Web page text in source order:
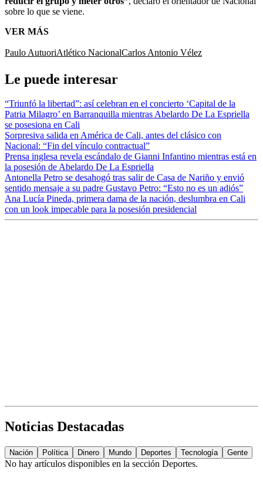
sobre lo que se viene.
VER MÁS
Paulo AutuoriAtlético NacionalCarlos Antonio Vélez
Le puede interesar
“Triunfó la libertad”: así celebran en el concierto ‘Capital de la
Patria Milagro’ en Barranquilla mientras Abelardo De La Espriella
se posesiona en Cali
Sorpresiva salida en América de Cali, antes del clásico con
Nacional: “Fin del vínculo contractual”
Prensa inglesa revela escándalo de Gianni Infantino mientras está en
la posesión de Abelardo De La Espriella
Antonella Petro se desahogó tras salir de Casa de Nariño y envió
sentido mensaje a su padre Gustavo Petro: “Esto no es un adiós”
Ana Lucía Pineda, primera dama de la nación, deslumbra en Cali
con un look impecable para la posesión presidencial
Noticias Destacadas
Nación Política Dinero Mundo Deportes Tecnología Gente
No hay artículos disponibles en la sección Deportes.